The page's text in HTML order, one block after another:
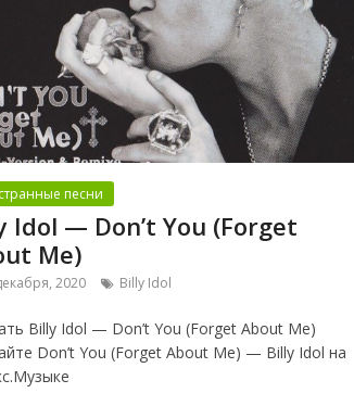
песни
Idol — Don’t You (Forget
Me)
2020 Billy Idol
Billy Idol — Don’t You (Forget About Me)
Don’t You (Forget About Me) — Billy Idol на